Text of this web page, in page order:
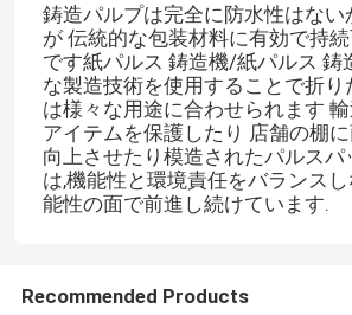
鋳造パルプは完全に防水性はない
が 伝統的な包装材料に有効で持
です紙パルス 鋳造機/紙パルス 鋳
な製造技術を使用することで折
は様々な用途に合わせられます
アイテムを保護したり 店舗の棚
向上させたり模造されたパルスパ
は,機能性と環境責任をバランス
能性の面で前進し続けています.
Recommended Products